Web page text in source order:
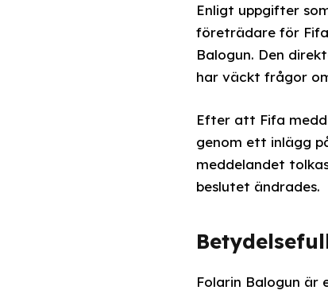
Enligt uppgifter
företrädare för
Balogun. Den
har väckt frågor
Efter att Fifa
genom ett inlägg
meddelandet
beslutet ändrades.
Folarin Balogun är